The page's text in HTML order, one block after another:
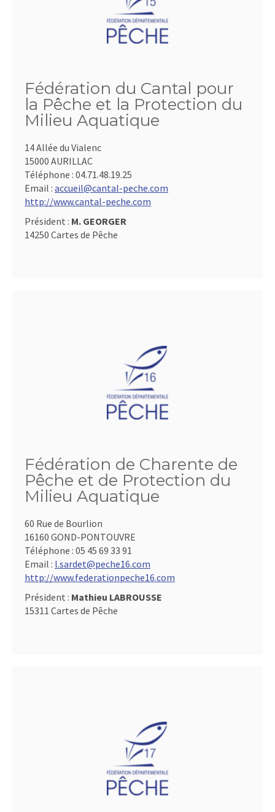
Fédération du Cantal pour
la Pêche et la Protection du
Milieu Aquatique
14 Allée du Vialenc
15000 AURILLAC
Téléphone : 04.71.48.19.25
Email : accueil@cantal-peche.com
http://www.cantal-peche.com
Président : M. GEORGER
14250 Cartes de Pêche
Fédération de Charente de
Pêche et de Protection du
Milieu Aquatique
60 Rue de Bourlion
16160 GOND-PONTOUVRE
Téléphone : 05 45 69 33 91
Email : l.sardet@peche16.com
http://www.federationpeche16.com
Président : Mathieu LABROUSSE
15311 Cartes de Pêche